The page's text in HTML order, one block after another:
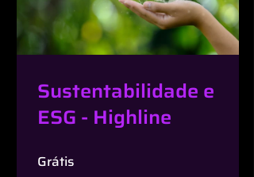
Sustentabilidade e
ESG - Highline
Grátis